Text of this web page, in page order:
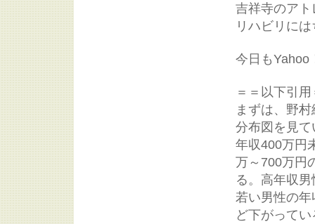
吉祥寺のア
リハビリに
今日もYahoo
＝＝以下引
まずは、野
分布図を見
年収400万円
万～700万円
る。高年収
若い男性の
ど下がって